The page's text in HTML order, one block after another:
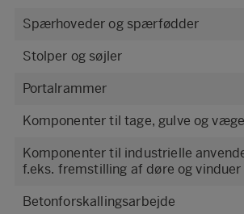
Spærhoveder og spærfødder
Stolper og søjler
Portalrammer
Komponenter til tage, gulve og
Komponenter til industrielle
f.eks. fremstilling af døre og vinduer
Betonforskallingsarbejde